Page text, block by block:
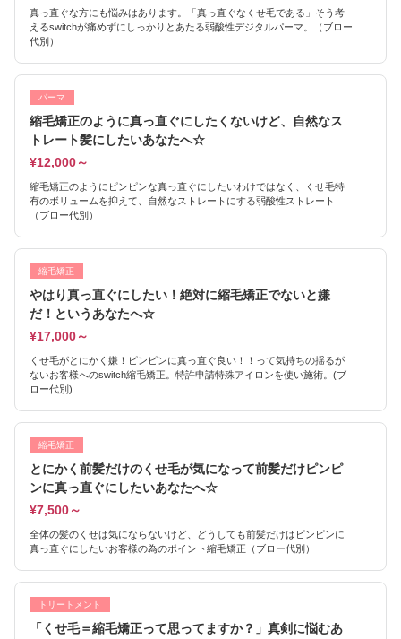
真っ直ぐな方にも悩みはあります。「真っ直ぐなくせ毛である」そう考
えるswitchが痛めずにしっかりとあたる弱酸性デジタルパーマ。（ブロー
代別）
パーマ
縮毛矯正のように真っ直ぐにしたくないけど、自然なス
トレート髪にしたいあなたへ☆
¥12,000～
縮毛矯正のようにピンピンな真っ直ぐにしたいわけではなく、くせ毛特
有のボリュームを抑えて、自然なストレートにする弱酸性ストレート
（ブロー代別）
縮毛矯正
やはり真っ直ぐにしたい！絶対に縮毛矯正でないと嫌
だ！というあなたへ☆
¥17,000～
くせ毛がとにかく嫌！ピンピンに真っ直ぐ良い！！って気持ちの揺るが
ないお客様へのswitch縮毛矯正。特許申請特殊アイロンを使い施術。(ブ
ロー代別)
縮毛矯正
とにかく前髪だけのくせ毛が気になって前髪だけピンピ
ンに真っ直ぐにしたいあなたへ☆
¥7,500～
全体の髪のくせは気にならないけど、どうしても前髪だけはピンピンに
真っ直ぐにしたいお客様の為のポイント縮毛矯正（ブロー代別）
トリートメント
「くせ毛＝縮毛矯正って思ってますか？」真剣に悩むあ